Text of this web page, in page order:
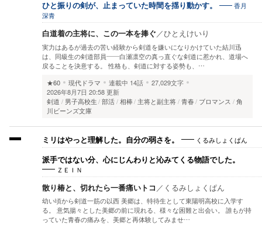
ひと振りの剣が、止まっていた時間を揺り動かす。
香月
深青
白道着の主将に、この一本を捧ぐ／ひとえけいり
実力はあるが過去の苦い経験から剣道を嫌いになりかけていた結川迅
は、同級生の剣道部員――白瀬凛空の真っ直ぐな剣道に惹かれ、道場へ
戻ることを決意する。 性格も、剣道に対する姿勢も、…
★60
現代ドラマ 連載中 14話
27,029文字
2026年8月7日 20:58 更新
剣道
男子高校生 部活 相棒 主将と副主将 青春 ブロマンス
角
川ビーンズ文庫
ミリはやっと理解した。自分の弱さを。 くるみしょくぱん
派手ではない分、心にじんわりと沁みてくる物語でした。
ＺＥＩＮ
散り椿と、切れたら一番痛いトコ ／ くるみしょくぱん
幼い頃から剣道一筋の以西 美郷は、特待生として東陽明高校に入学す
る。 意気揚々とした美郷の前に現れる、様々な困難と出会い。 誰もが持
っていた青春の痛みを、美郷と再体験してみませ…